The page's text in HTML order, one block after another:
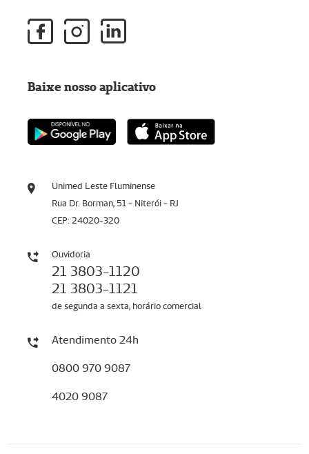
Unimed Leste Fluminense
Rua Dr. Borman, 51 - Niterói - RJ
CEP: 24020-320
Ouvidoria
21 3803-1120
21 3803-1121
de segunda a sexta, horário comercial
Atendimento 24h
0800 970 9087
4020 9087
Baixe nosso aplicativo